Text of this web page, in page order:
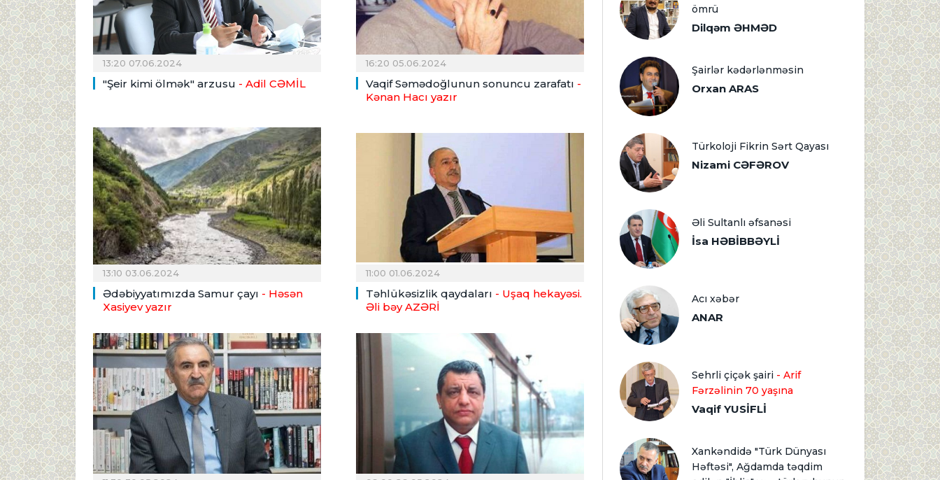
13:20 07.06.2024
"Şeir kimi ölmək" arzusu - Adil CƏMİL
16:20 05.06.2024
Vaqif Səmədoğlunun sonuncu zarafatı -
Kənan Hacı yazır
13:10 03.06.2024
Ədəbiyyatımızda Samur çayı - Həsən
Xasiyev yazır
11:00 01.06.2024
Təhlükəsizlik qaydaları - Uşaq hekayəsi.
Əli bəy AZƏRİ
ömrü
Dilqəm ƏHMƏD
Şairlər kədərlənməsin
Orxan ARAS
Türkoloji Fikrin Sərt Qayası
Nizami CƏFƏROV
Əli Sultanlı əfsanəsi
İsa HƏBİBBƏYLİ
Acı xəbər
ANAR
Sehrli çiçək şairi - Arif
Fərzəlinin 70 yaşına
Vaqif YUSİFLİ
Xankəndidə "Türk Dünyası
Həftəsi", Ağdamda təqdim